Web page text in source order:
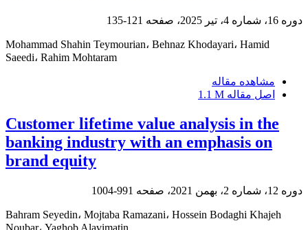
دوره 16، شماره 4، تیر 2025، صفحه 121-135
Mohammad Shahin Teymourian، Behnaz Khodayari، Hamid
Saeedi، Rahim Mohtaram
مشاهده مقاله
اصل مقاله 1.1 M
Customer lifetime value analysis in the
banking industry with an emphasis on
brand equity
دوره 12، شماره 2، بهمن 2021، صفحه 991-1004
Bahram Seyedin، Mojtaba Ramazani، Hossein Bodaghi Khajeh
Noubar، Yaghob Alavimatin